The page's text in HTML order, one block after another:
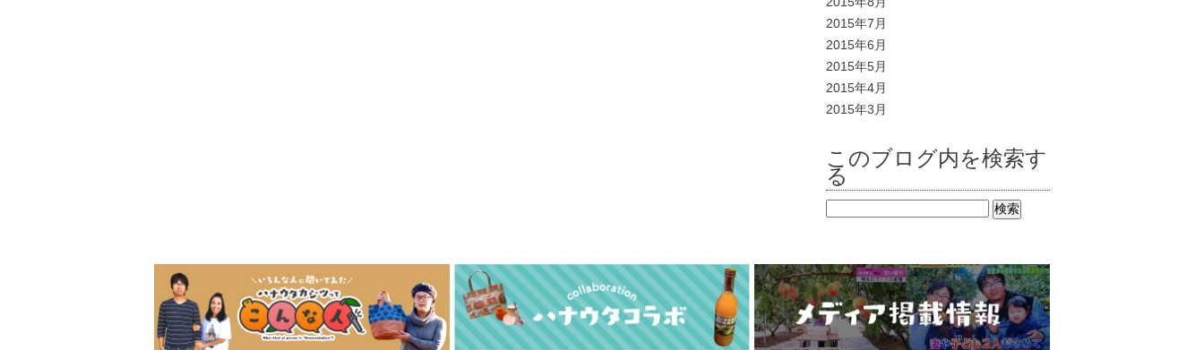
2015年7月
2015年6月
2015年5月
2015年4月
2015年3月
このブログ内を検索す
る